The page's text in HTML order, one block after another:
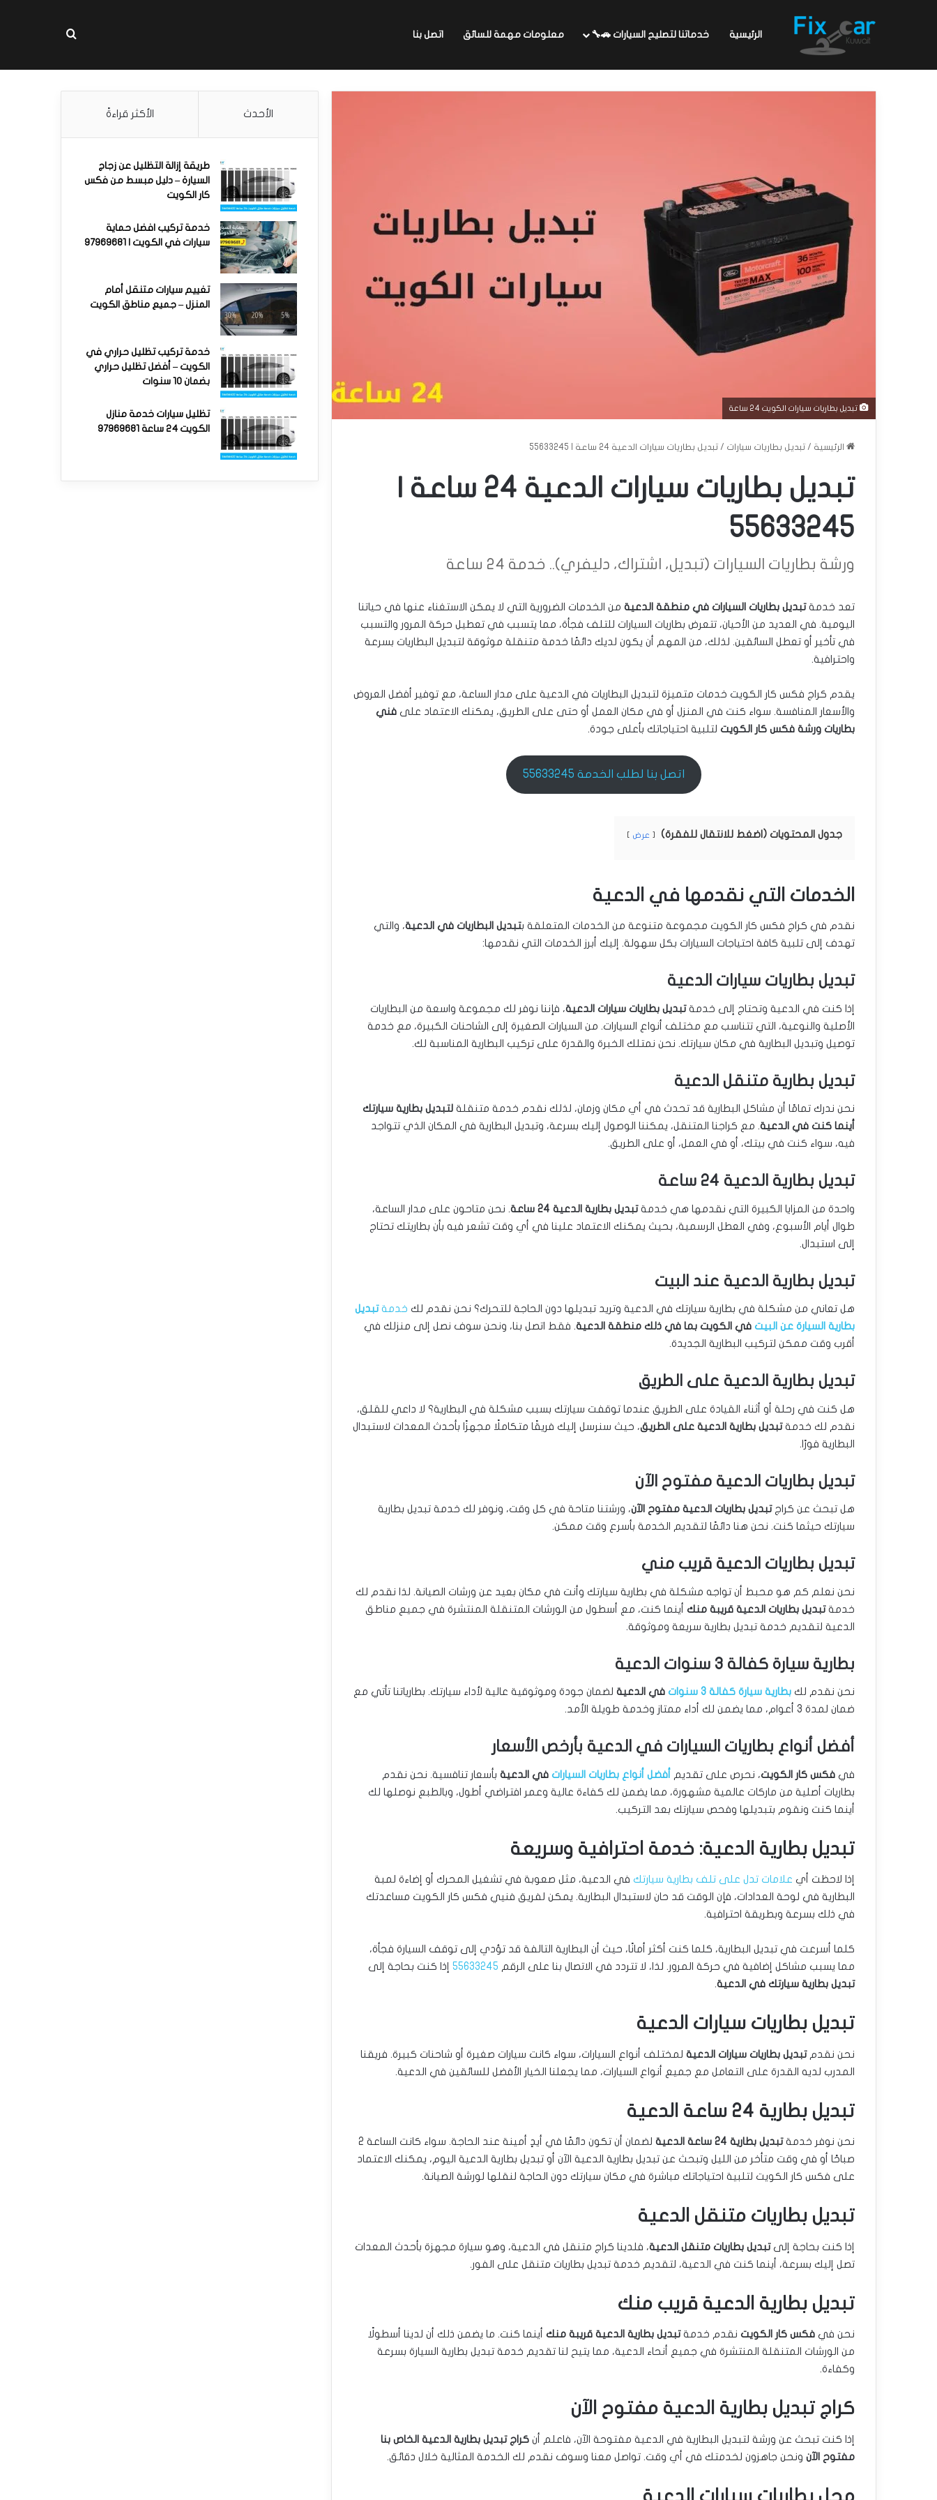
الرئيسية خدماتنا لتصليح السيارات 🚗🔧 معلومات مهمة للسائق اتصل بنا بحث عن
تبديل بطاريات سيارات الكويت 24 ساعة
الرئيسية / تبديل بطاريات سيارات / تبديل بطاريات سيارات الدعية 24 ساعة | 55633245
تبديل بطاريات سيارات الدعية 24 ساعة |
55633245
ورشة بطاريات السيارات (تبديل، اشتراك، دليفري).. خدمة 24 ساعة
تعد خدمةتبديل بطاريات السيارات في منطقة الدعية من الخدمات الضرورية التي لا يمكن الاستغناء عنها في حياتنا
اليومية. في العديد من الأحيان، تتعرض بطاريات السيارات للتلف فجأة، مما يتسبب في تعطيل حركة المرور والتسبب
في تأخير أو تعطل السائقين. لذلك، من المهم أن يكون لديك دائمًا خدمة متنقلة موثوقة لتبديل البطاريات بسرعة
واحترافية.
يقدم كراج فكس كار الكويت خدمات متميزة لتبديل البطاريات في الدعية على مدار الساعة، مع توفير أفضل العروض
والأسعار المنافسة. سواء كنت في المنزل أو في مكان العمل أو حتى على الطريق، يمكنك الاعتماد على فني
بطاريات ورشة فكس كار الكويت لتلبية احتياجاتك بأعلى جودة.
اتصل بنا لطلب الخدمة 55633245
جدول المحتويات (اضغط للانتقال للفقرة) عرض
الخدمات التي نقدمها في الدعية
نقدم في كراج فكس كار الكويت مجموعة متنوعة من الخدمات المتعلقة بتبديل البطاريات في الدعية، والتي
تهدف إلى تلبية كافة احتياجات السيارات بكل سهولة. إليك أبرز الخدمات التي نقدمها:
تبديل بطاريات سيارات الدعية
إذا كنت في الدعية وتحتاج إلى خدمةتبديل بطاريات سيارات الدعية، فإننا نوفر لك مجموعة واسعة من البطاريات
الأصلية والنوعية، التي تتناسب مع مختلف أنواع السيارات. من السيارات الصغيرة إلى الشاحنات الكبيرة، مع خدمة
توصيل وتبديل البطارية في مكان سيارتك. نحن نمتلك الخبرة والقدرة على تركيب البطارية المناسبة لك.
تبديل بطارية متنقل الدعية
نحن ندرك تمامًا أن مشاكل البطارية قد تحدث في أي مكان وزمان، لذلك نقدم خدمة متنقلة لتبديل بطارية سيارتك
أينما كنت في الدعية. مع كراجنا المتنقل، يمكننا الوصول إليك بسرعة، وتبديل البطارية في المكان الذي تتواجد
فيه، سواء كنت في بيتك، أو في العمل، أو على الطريق.
تبديل بطارية الدعية 24 ساعة
واحدة من المزايا الكبيرة التي نقدمها هي خدمةتبديل بطارية الدعية 24 ساعة
. نحن متاحون على مدار الساعة،
طوال أيام الأسبوع، وفي العطل الرسمية، بحيث يمكنك الاعتماد علينا في أي وقت تشعر فيه بأن بطاريتك تحتاج
إلى استبدال.
تبديل بطارية الدعية عند البيت
هل تعاني من مشكلة في بطارية سيارتك في الدعية وتريد تبديلها دون الحاجة للتحرك؟ نحن نقدم لك خدمةتبديل
بطارية السيارة عن البيت في الكويت بما في ذلك منطقة الدعية. فقط اتصل بنا، ونحن سوف نصل إلى منزلك في
أقرب وقت ممكن لتركيب البطارية الجديدة.
تبديل بطارية الدعية على الطريق
هل كنت في رحلة أو أثناء القيادة على الطريق عندما توقفت سيارتك بسبب مشكلة في البطارية؟ لا داعي للقلق،
نقدم لك خدمةتبديل بطارية الدعية على الطريق، حيث سنرسل إليك فريقًا متكاملًا مجهزًا بأحدث المعدات لاستبدال
البطارية فورًا.
تبديل بطاريات الدعية مفتوح الآن
هل تبحث عن كراجتبديل بطاريات الدعية مفتوح الآن، ورشتنا متاحة في كل وقت، ونوفر لك خدمة تبديل بطارية
سيارتك حيثما كنت. نحن هنا دائمًا لتقديم الخدمة بأسرع وقت ممكن.
تبديل بطاريات الدعية قريب مني
نحن نعلم كم هو محبط أن تواجه مشكلة في بطارية سيارتك وأنت في مكان بعيد عن ورشات الصيانة. لذا نقدم لك
خدمةتبديل بطاريات الدعية قريبة منك أينما كنت، مع أسطول من الورشات المتنقلة المنتشرة في جميع مناطق
الدعية لتقديم خدمة تبديل بطارية سريعة وموثوقة.
بطارية سيارة كفالة 3 سنوات الدعية
نحن نقدم لك بطارية سيارة كفالة 3 سنوات في الدعية لضمان جودة وموثوقية عالية لأداء سيارتك. بطارياتنا تأتي مع
ضمان لمدة 3 أعوام، مما يضمن لك أداء ممتاز وخدمة طويلة الأمد.
أفضل أنواع بطاريات السيارات في الدعية بأرخص الأسعار
في فكس كار الكويت، نحرص على تقديم أفضل أنواع بطاريات السيارات في الدعية بأسعار تنافسية. نحن نقدم
بطاريات أصلية من ماركات عالمية مشهورة، مما يضمن لك كفاءة عالية وعمر افتراضي أطول، وبالطبع نوصلها لك
أينما كنت ونقوم بتبديلها وفحص سيارتك بعد التركيب.
تبديل بطارية الدعية: خدمة احترافية وسريعة
إذا لاحظت أي علامات تدل على تلف بطارية سيارتك في الدعية، مثل صعوبة في تشغيل المحرك أو إضاءة لمبة
البطارية في لوحة العدادات، فإن الوقت قد حان لاستبدال البطارية. يمكن لفريق فنيي فكس كار الكويت مساعدتك
في ذلك بسرعة وبطريقة احترافية.
كلما أسرعت في تبديل البطارية، كلما كنت أكثر أمانًا، حيث أن البطارية التالفة قد تؤدي إلى توقف السيارة فجأة،
مما يسبب مشاكل إضافية في حركة المرور. لذا، لا تتردد في الاتصال بنا على الرقم 55633245 إذا كنت بحاجة إلى
تبديل بطارية سيارتك في الدعية.
تبديل بطاريات سيارات الدعية
نحن نقدمتبديل بطاريات سيارات الدعية لمختلف أنواع السيارات، سواء كانت سيارات صغيرة أو شاحنات كبيرة. فريقنا
المدرب لديه القدرة على التعامل مع جميع أنواع السيارات، مما يجعلنا الخيار الأفضل للسائقين في الدعية.
تبديل بطارية 24 ساعة الدعية
نحن نوفر خدمةتبديل بطارية 24 ساعة الدعية
لضمان أن تكون دائمًا في أيدٍ أمينة عند الحاجة. سواء كانت الساعة 2
صباحًا أو في وقت متأخر من الليل وتبحث عن تبديل بطارية الدعية الآن أو تبديل بطارية الدعية اليوم، يمكنك الاعتماد
على فكس كار الكويت لتلبية احتياجاتك مباشرة في مكان سيارتك دون الحاجة لنقلها لورشة الصيانة.
تبديل بطاريات متنقل الدعية
إذا كنت بحاجة إلىتبديل بطاريات متنقل الدعية، فلدينا كراج متنقل في الدعية، وهو سيارة مجهزة بأحدث المعدات
تصل إليك بسرعة، أينما كنت في الدعية، لتقديم خدمة تبديل بطاريات متنقل على الفور.
تبديل بطارية الدعية قريب منك
نحن في فكس كار الكويت نقدم خدمةتبديل بطارية الدعية قريبة منك أينما كنت. ما يضمن ذلك أن لدينا أسطولًا
من الورشات المتنقلة المنتشرة في جميع أنحاء الدعية، مما يتيح لنا تقديم خدمة تبديل بطارية السيارة بسرعة
وكفاءة.
كراج تبديل بطارية الدعية مفتوح الآن
إذا كنت تبحث عن ورشة لتبديل البطارية في الدعية مفتوحة الآن، فاعلم أن كراج تبديل بطارية الدعية الخاص بنا
مفتوح الآن ونحن جاهزون لخدمتك في أي وقت. تواصل معنا وسوف نقدم لك الخدمة المثالية خلال دقائق.
محل بطاريات سيارات الدعية
الأحدث الأكثر قراءةً
طريقة إزالة التظليل عن زجاج
السيارة – دليل مبسط من فكس
كار الكويت
خدمة تركيب افضل حماية
سيارات في الكويت | 97969681
تغييم سيارات متنقل أمام
المنزل – جميع مناطق الكويت
خدمة تركيب تظليل حراري في
الكويت – أفضل تظليل حراري
بضمان 10 سنوات
تظليل سيارات خدمة منازل
الكويت 24 ساعة 97969681